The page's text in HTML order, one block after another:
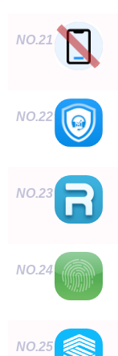
NO.21
NO.22
NO.23
NO.24
NO.25